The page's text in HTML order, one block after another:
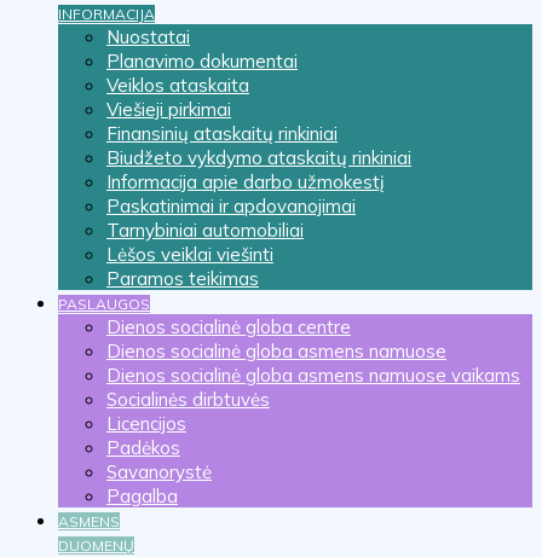
INFORMACIJA
Nuostatai
Planavimo dokumentai
Veiklos ataskaita
Viešieji pirkimai
Finansinių ataskaitų rinkiniai
Biudžeto vykdymo ataskaitų rinkiniai
Informacija apie darbo užmokestį
Paskatinimai ir apdovanojimai
Tarnybiniai automobiliai
Lėšos veiklai viešinti
Paramos teikimas
PASLAUGOS
Dienos socialinė globa centre
Dienos socialinė globa asmens namuose
Dienos socialinė globa asmens namuose vaikams
Socialinės dirbtuvės
Licencijos
Padėkos
Savanorystė
Pagalba
ASMENS
DUOMENŲ